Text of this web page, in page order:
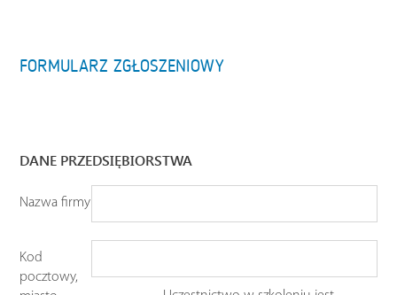
FORMULARZ ZGŁOSZENIOWY
DANE PRZEDSIĘBIORSTWA
Nazwa firmy
Kod
pocztowy,